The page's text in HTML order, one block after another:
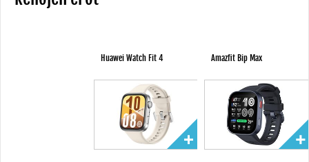
Huawei Watch Fit 4 Amazfit Bip Max